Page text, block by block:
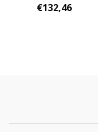
€132,46